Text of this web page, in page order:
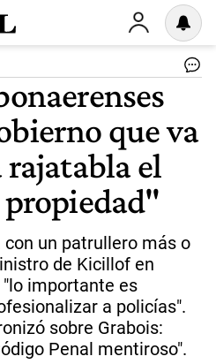
que va
rajatabla el
propiedad"
con un patrullero más o
de Kicillof en
importante es
a policías".
sobre Grabois:
Penal mentiroso".